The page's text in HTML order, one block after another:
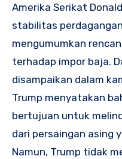
Amerika Serikat Donald
stabilitas
mengumumkan
terhadap impor baja.
disampaikan dalam
Trump menyatakan
bertujuan untuk
dari persaingan asing
Namun, Trump tidak